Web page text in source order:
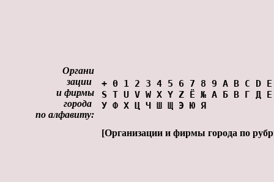
Органи
зации
и фирмы
города
по алфавиту:
+ 0 1 2 3 4 5 6 7 8 9 A B C D E
S T U V W X Y Z Ё № А Б В Г Д Е
У Ф Х Ц Ч Ш Щ Э Ю Я
[Организации и фирмы города по